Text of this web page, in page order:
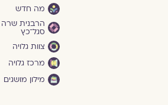
מה חדש
הרבנית שרה
סגל־כץ
צוות גלויה
מרכז גלויה
מילון מושגים